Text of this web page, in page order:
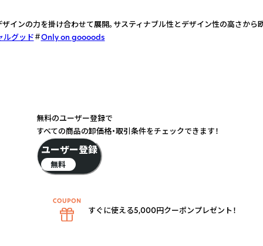
ザインの力を掛け合わせて展開。サスティナブル性とデザイン性の高さか
ルグッド
Only on goooods
無料のユーザー登録で
すべての商品の卸価格・取引条件をチェックできます！
ユーザー登録
無料
すぐに使える5,000円クーポンプレゼント！